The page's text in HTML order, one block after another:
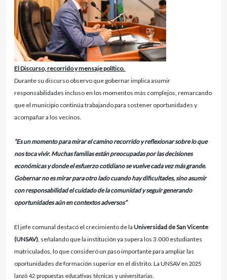
El Discurso, recorrido y mensaje político.
Durante su discurso observo que gobernar implica asumir
responsabilidades incluso en los momentos más complejos, remarcando
que el municipio continúa trabajando para sostener oportunidades y
acompañar a los vecinos.
“Es un momento para mirar el camino recorrido y reflexionar sobre lo que
nos toca vivir. Muchas familias están preocupadas por las decisiones
económicas y donde el esfuerzo cotidiano se vuelve cada vez más grande.
Gobernar no es mirar para otro lado cuando hay dificultades, sino asumir
con responsabilidad el cuidado de la comunidad y seguir generando
oportunidades aún en contextos adversos”
El jefe comunal destacó el crecimiento de la Universidad de San Vicente
(UNSAV), señalando que la institución ya supera los 3.000 estudiantes
matriculados, lo que consideró un paso importante para ampliar las
oportunidades de formación superior en el distrito. La UNSAVen 2025
lanzó 42 propuestas educativas técnicas y universitarias.